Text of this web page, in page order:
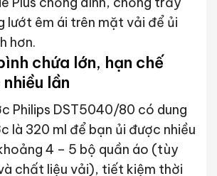
lướt êm ái trên mặt vải để ủi
hơn.
chứa lớn, hạn chế
lần
Philips DST5040/80 có dung
là 320 ml để bạn ủi được nhiều
4 – 5 bộ quần áo (tùy
chất liệu vải), tiết kiệm thời